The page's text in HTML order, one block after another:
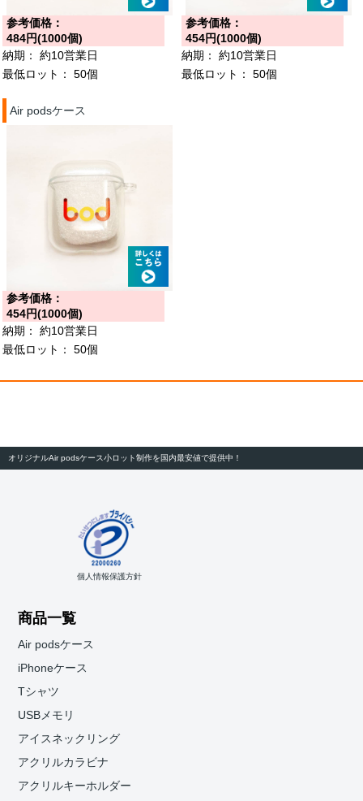
参考価格：
484円(1000個)
納期：
約10営業日
最低ロット：
50個
参考価格：
454円(1000個)
納期：
約10営業日
最低ロット：
50個
Air podsケース
参考価格：
454円(1000個)
納期：
約10営業日
最低ロット：
50個
オリジナルAir podsケース小ロット制作を国内最安値で提供中！
個人情報保護方針
商品一覧
Air podsケース
iPhoneケース
Tシャツ
USBメモリ
アイスネックリング
アクリルカラビナ
アクリルキーホルダー